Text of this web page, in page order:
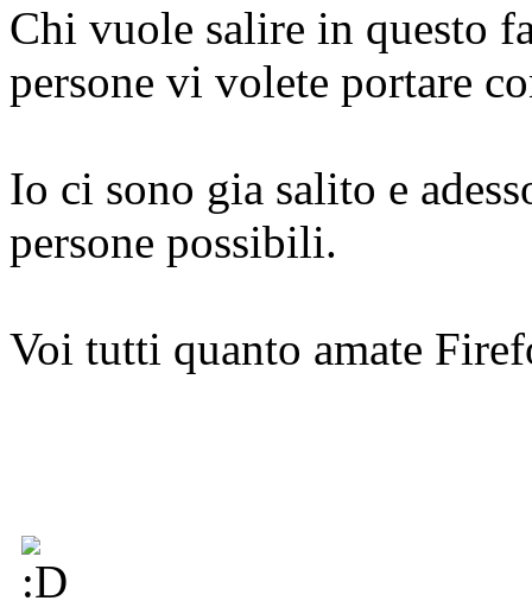
Chi vuole salire in questo
persone vi volete portare
Io ci sono gia salito e
persone possibili.
Voi tutti quanto amate